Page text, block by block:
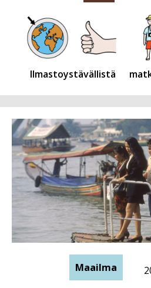
Ilmastoystävällistä
Maailma